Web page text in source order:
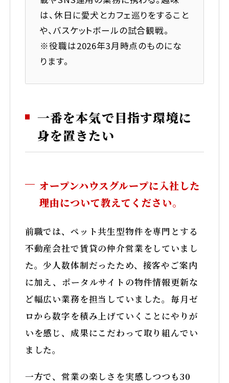
スペシャリスト（専門職）採用サイト
©2025 Open House Group Co.,LTD. All Rights Reserved.
YouTube
は、休日に愛犬とカフェ巡りをすること
や、バスケットボールの試合観戦。
※役職は2026年3月時点のものにな
ります。
一番を本気で目指す環境に
身を置きたい
オープンハウスグループに入社した
理由について教えてください。
前職では、ペット共生型物件を専門とする
不動産会社で賃貸の仲介営業をしていまし
た。少人数体制だったため、接客やご案内
に加え、ポータルサイトの物件情報更新な
ど幅広い業務を担当していました。毎月ゼ
ロから数字を積み上げていくことにやりが
いを感じ、成果にこだわって取り組んでい
ました。
一方で、営業の楽しさを実感しつつも30